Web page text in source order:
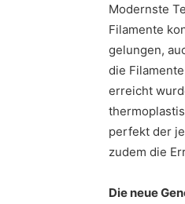
Modernste
Filamente
gelungen,
die
erreicht
perfekt der
zudem die
Die neue